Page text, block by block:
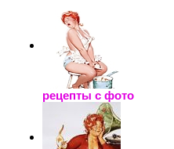
рецепты с фото